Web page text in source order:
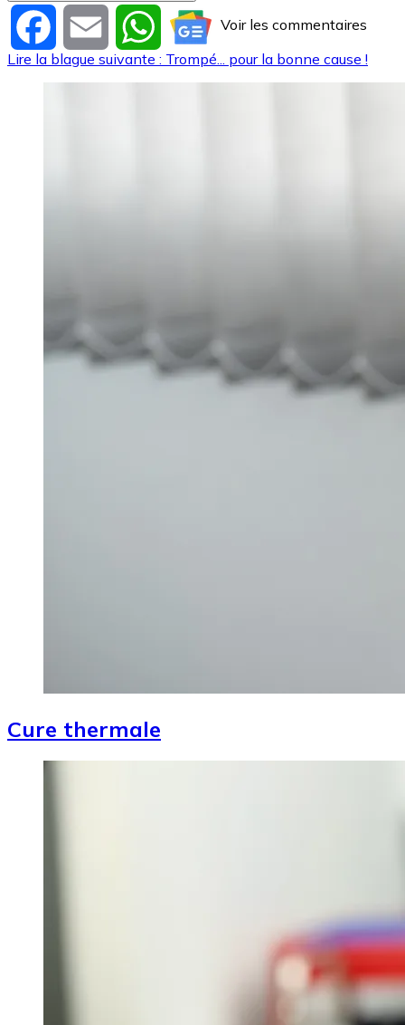
Facebook Email WhatsAppVoir les commentaires
Lire la blague suivante : Trompé... pour la bonne cause !
Cure thermale